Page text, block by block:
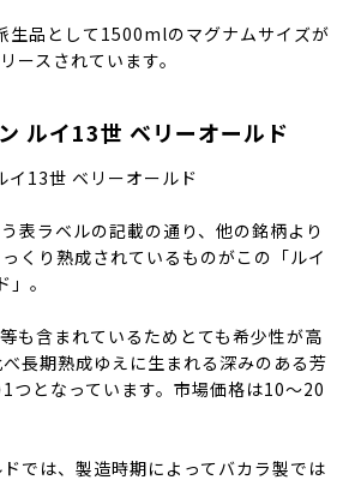
生品として1500mlのマグナムサイズが
ースされています。
ルイ13世 ベリーオールド
う表ラベルの記載の通り、他の銘柄より
くり熟成されているものがこの「ルイ
。
も含まれているためとても希少性が高
長期熟成ゆえに生まれる深みのある芳
つとなっています。市場価格は10〜20
では、製造時期によってバカラ製では